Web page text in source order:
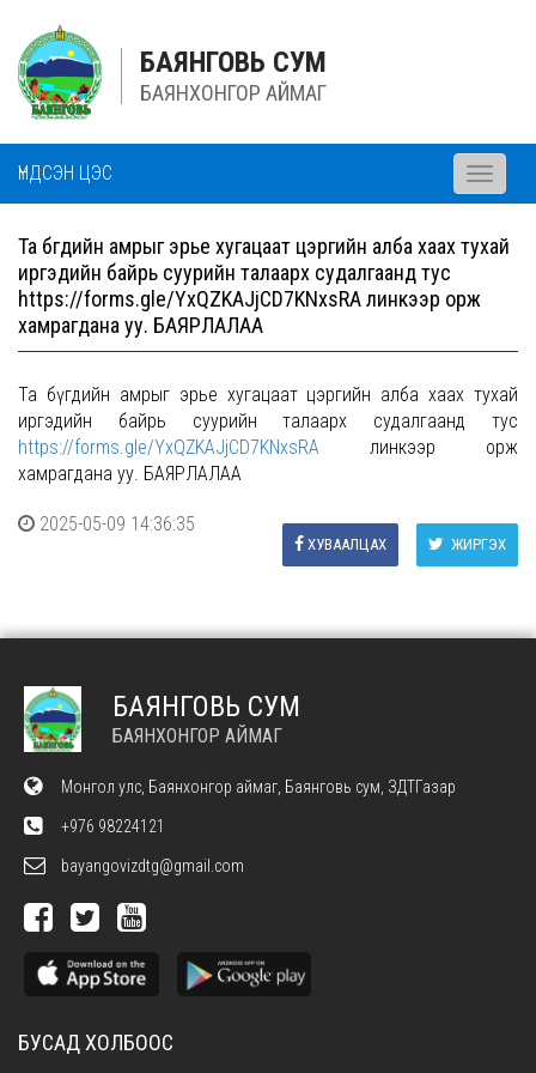
БАЯНГОВЬ СУМ
БАЯНХОНГОР АЙМАГ
ҮНДСЭН ЦЭС
Toggle
Та бүгдийн амрыг эрье хугацаат цэргийн алба хаах тухай
иргэдийн байрь суурийн талаарх судалгаанд тус
https://forms.gle/YxQZKAJjCD7KNxsRA линкээр орж
хамрагдана уу. БАЯРЛАЛАА
Та бүгдийн амрыг эрье хугацаат цэргийн алба хаах тухай
иргэдийн байрь суурийн талаарх судалгаанд тус
https://forms.gle/YxQZKAJjCD7KNxsRA линкээр орж
хамрагдана уу. БАЯРЛАЛАА
2025-05-09 14:36:35
ЖИРГЭХ
ХУВААЛЦАХ
БАЯНГОВЬ СУМ
БАЯНХОНГОР АЙМАГ
Монгол улс, Баянхонгор аймаг, Баянговь сум, ЗДТГазар
+976 98224121
bayangovizdtg@gmail.com
БУСАД ХОЛБООС